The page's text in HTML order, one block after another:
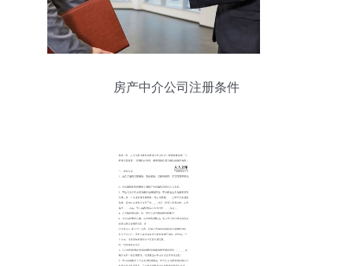
房产中介公司注册条件